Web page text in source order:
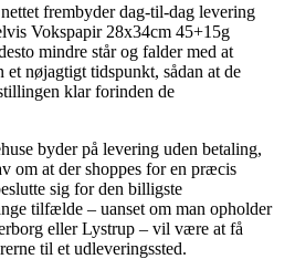
frembyder dag-til-dag levering
Vokspapir 28x34cm 45+15g
mindre står og falder med at
et nøjagtigt tidspunkt, sådan at de
klar forinden de
byder på levering uden betaling,
om at der shoppes for en præcis
sig for den billigste
tilfælde – uanset om man opholder
eller Lystrup – vil være at få
til et udleveringssted.